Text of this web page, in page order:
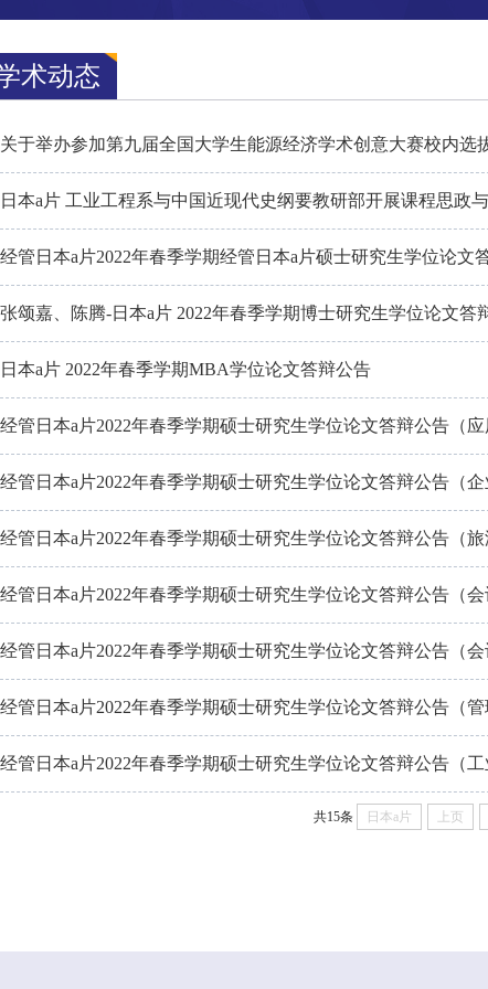
术动态
关于举办参加第九届全国大学生能源经济学术创意大赛校内选
日本a片 工业工程系与中国近现代史纲要教研部开展课程思政
经管日本a片2022年春季学期经管日本a片硕士研究生学位论文
张颂嘉、陈腾-日本a片 2022年春季学期博士研究生学位论文答
​日本a片 2022年春季学期MBA学位论文答辩公告
经管日本a片2022年春季学期硕士研究生学位论文答辩公告（应
经管日本a片2022年春季学期硕士研究生学位论文答辩公告（企
经管日本a片2022年春季学期硕士研究生学位论文答辩公告（旅
经管日本a片2022年春季学期硕士研究生学位论文答辩公告（会
经管日本a片2022年春季学期硕士研究生学位论文答辩公告（会
经管日本a片2022年春季学期硕士研究生学位论文答辩公告（管
经管日本a片2022年春季学期硕士研究生学位论文答辩公告（工
共15条 日本a片 上页